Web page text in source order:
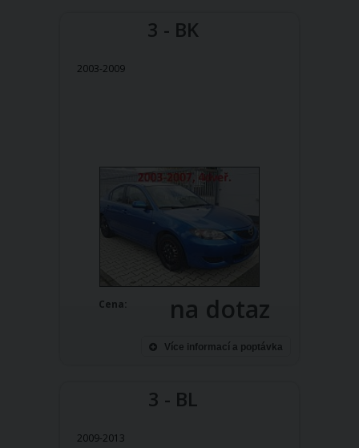
3 - BK
2003-2009
Cena: na dotaz
Více informací a poptávka
3 - BL
2009-2013